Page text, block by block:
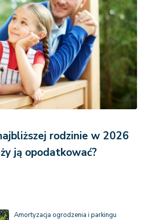
rodzinie w 2026
ją opodatkować?
Amortyzacja ogrodzenia i parkingu